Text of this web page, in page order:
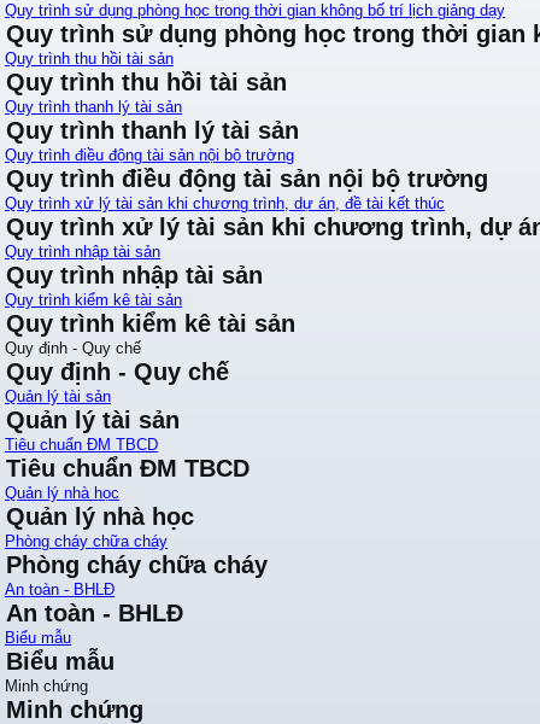
Quy trình sử dụng phòng học trong thời gian không bố trí lịch giảng dạy
Quy trình sử dụng phòng học trong thời gian
Quy trình thu hồi tài sản
Quy trình thu hồi tài sản
Quy trình thanh lý tài sản
Quy trình thanh lý tài sản
Quy trình điều động tài sản nội bộ trường
Quy trình điều động tài sản nội bộ trường
Quy trình xử lý tài sản khi chương trình, dự án, đề tài kết thúc
Quy trình xử lý tài sản khi chương trình, dự
Quy trình nhập tài sản
Quy trình nhập tài sản
Quy trình kiểm kê tài sản
Quy trình kiểm kê tài sản
Quy định - Quy chế
Quy định - Quy chế
Quản lý tài sản
Quản lý tài sản
Tiêu chuẩn ĐM TBCD
Tiêu chuẩn ĐM TBCD
Quản lý nhà học
Quản lý nhà học
Phòng cháy chữa cháy
Phòng cháy chữa cháy
An toàn - BHLĐ
An toàn - BHLĐ
Biểu mẫu
Biểu mẫu
Minh chứng
Minh chứng